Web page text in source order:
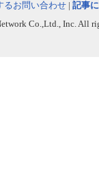
るお問い合わせ | 記事
Co.,Ltd., Inc. All